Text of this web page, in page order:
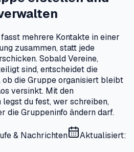
mehrere Kontakte in einer
zusammen, statt jede
Sobald Vereine,
sind, entscheidet die
ob die Gruppe organisiert bleibt
versinkt. Mit den
du fest, wer schreiben,
die Gruppeninfo ändern darf.
& Nachrichten
Aktualisiert: